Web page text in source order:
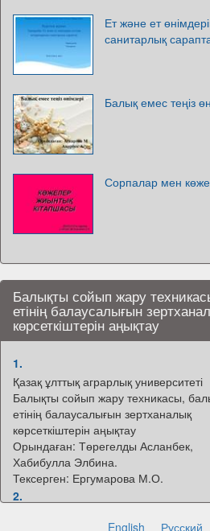
Ет және ет
санитарлық
Балық емес теңіз
Сорпалар мен
Балықты сойып жару
етінің балаусалығын
көрсеткіштерін аңықтау
1.
Қазақ ұлттық аграрлық университеті
Балықты сойып жару техникасы,
етінің балаусалығын зертханалық
көрсеткіштерін аңықтау
Орындаған: Төрегелды Асланбек,
Хабибулла Элбина.
Тексерген: Ергумарова М.О.
2.
English Русский